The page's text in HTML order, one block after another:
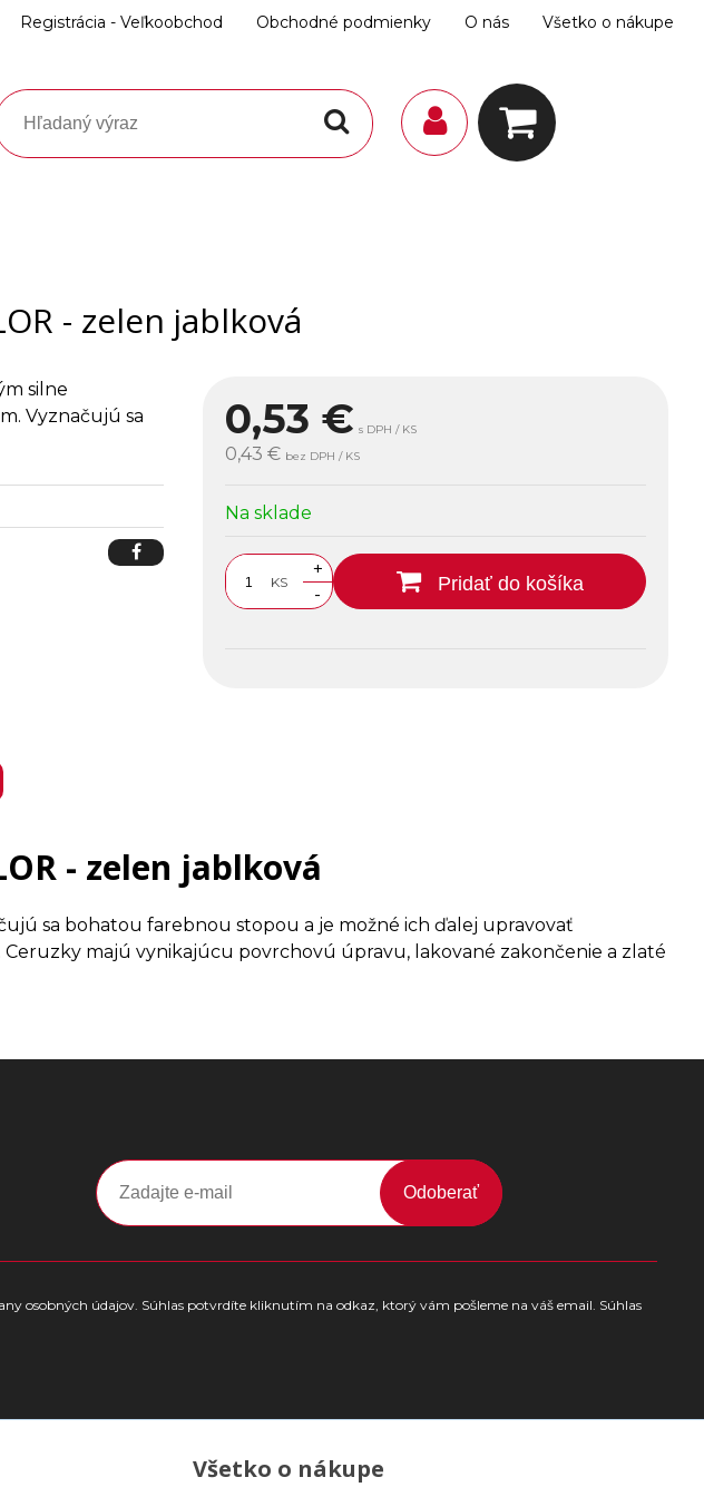
Registrácia - Veľkoobchod Obchodné podmienky O nás Všetko o nákupe
- zelen jablková
0,53 € s DPH / KS
0,43 € bez DPH / KS
Na sklade
KS
+
-
Pridať do košíka
silne
Vyznačujú sa
- zelen jablková
sa bohatou farebnou stopou a je možné ich ďalej upravovať
majú vynikajúcu povrchovú úpravu, lakované zakončenie a zlaté
Odoberať
osobných údajov. Súhlas potvrdíte kliknutím na odkaz, ktorý vám pošleme na váš email. Súhlas
Všetko o nákupe